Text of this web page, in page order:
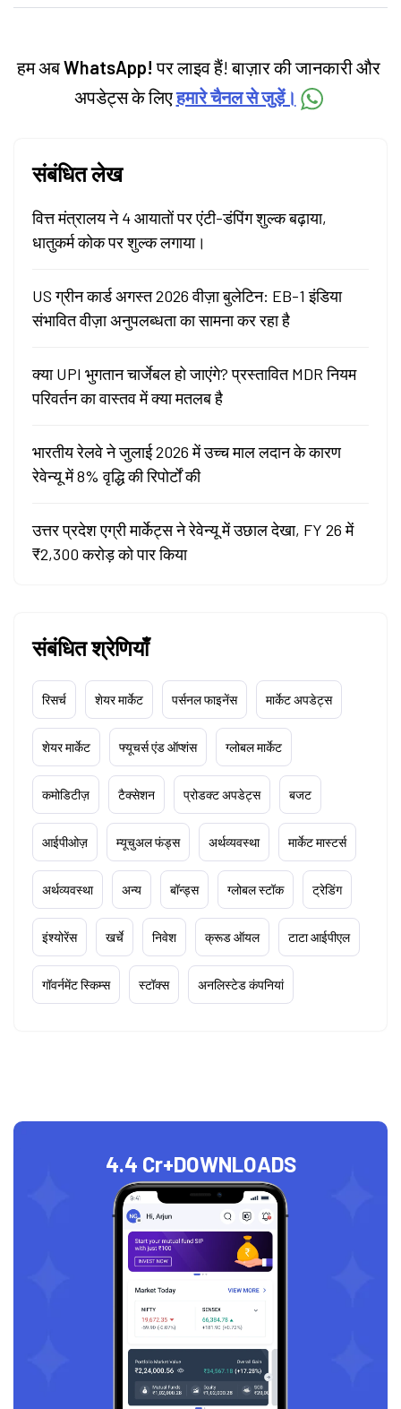
categories.
हम अबWhatsApp! पर लाइव हैं! बाज़ार की जानकारी और
अपडेट्स के लिएहमारे चैनल से जुड़ें।
संबंधित लेख
वित्त मंत्रालय ने 4 आयातों पर एंटी-डंपिंग शुल्क बढ़ाया,
धातुकर्म कोक पर शुल्क लगाया।
US ग्रीन कार्ड अगस्त 2026 वीज़ा बुलेटिन: EB-1 इंडिया
संभावित वीज़ा अनुपलब्धता का सामना कर रहा है
क्या UPI भुगतान चार्जेबल हो जाएंगे? प्रस्तावित MDR नियम
परिवर्तन का वास्तव में क्या मतलब है
भारतीय रेलवे ने जुलाई 2026 में उच्च माल लदान के कारण
रेवेन्यू में 8% वृद्धि की रिपोर्टों की
उत्तर प्रदेश एग्री मार्केट्स ने रेवेन्यू में उछाल देखा, FY 26 में
₹2,300 करोड़ को पार किया
संबंधित श्रेणियाँ
रिसर्च शेयर मार्केट पर्सनल फाइनेंस मार्केट अपडेट्स
शेयर मार्केट फ्यूचर्स एंड ऑप्शंस ग्लोबल मार्केट
कमोडिटीज़ टैक्सेशन प्रोडक्ट अपडेट्स बजट
आईपीओज़ म्यूचुअल फंड्स अर्थव्यवस्था मार्केट मास्टर्स
अर्थव्यवस्था अन्य बॉन्ड्स ग्लोबल स्टॉक ट्रेडिंग
इंश्योरेंस खर्चे निवेश क्रूड ऑयल टाटा आईपीएल
गॉवर्नमेंट स्किम्स स्टॉक्स अनलिस्टेड कंपनियां
4.4 Cr+DOWNLOADS